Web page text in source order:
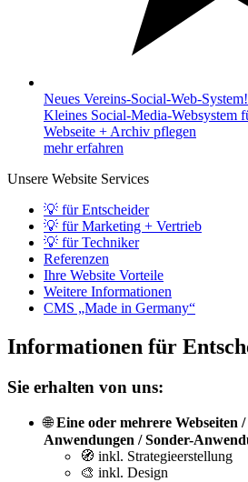
Neues Vereins-Social-Web-System!
Kleines Social-Media-Websystem
Webseite + Archiv pflegen
mehr erfahren
Unsere Website Services
💡 für Entscheider
💡 für Marketing + Vertrieb
💡 für Techniker
Referenzen
Ihre Website Vorteile
Weitere Informationen
CMS „Made in Germany“
Informationen für
Sie erhalten von uns:
🌐Eine oder mehrere Webseiten
Anwendungen / Sonder-
🧭 inkl. Strategieerstellung
🎨 inkl. Design